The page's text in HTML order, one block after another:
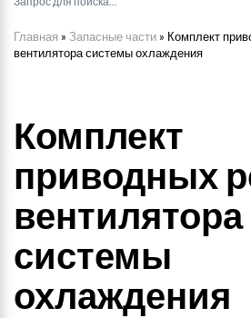
Главная » Запасные части » Комплект
вентилятора системы охлаждения
Комплект
приводных
вентилятора
системы
охлаждения